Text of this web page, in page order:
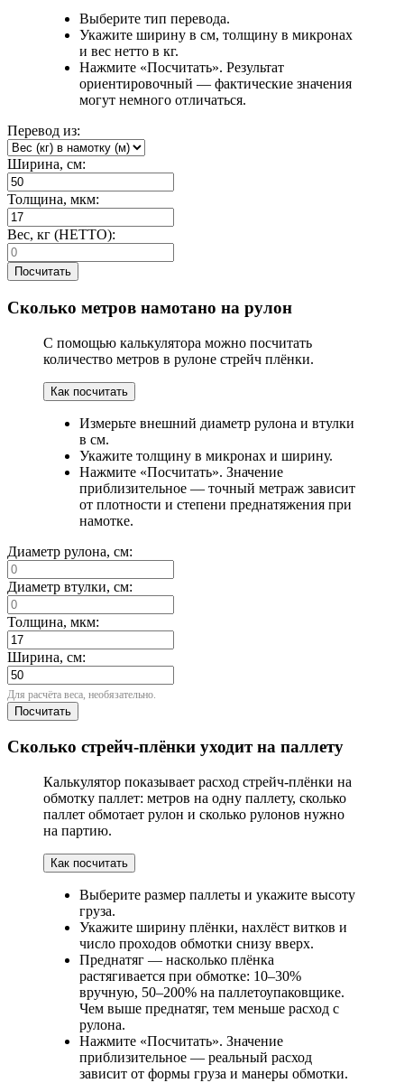
Выберите тип перевода.
Укажите ширину в см, толщину в микронах
и вес нетто в кг.
Нажмите «Посчитать». Результат
ориентировочный — фактические значения
могут немного отличаться.
Перевод из:
Ширина, см:
Толщина, мкм:
Вес, кг (НЕТТО):
Посчитать
Сколько метров намотано на рулон
С помощью калькулятора можно посчитать
количество метров в рулоне стрейч плёнки.
Как посчитать
Измерьте внешний диаметр рулона и втулки
в см.
Укажите толщину в микронах и ширину.
Нажмите «Посчитать». Значение
приблизительное — точный метраж зависит
от плотности и степени преднатяжения при
намотке.
Диаметр рулона, см:
Диаметр втулки, см:
Толщина, мкм:
Ширина, см:
Для расчёта веса, необязательно.
Посчитать
Сколько стрейч-плёнки уходит на паллету
Калькулятор показывает расход стрейч-плёнки на
обмотку паллет: метров на одну паллету, сколько
паллет обмотает рулон и сколько рулонов нужно
на партию.
Как посчитать
Выберите размер паллеты и укажите высоту
груза.
Укажите ширину плёнки, нахлёст витков и
число проходов обмотки снизу вверх.
Преднатяг — насколько плёнка
растягивается при обмотке: 10–30%
вручную, 50–200% на паллетоупаковщике.
Чем выше преднатяг, тем меньше расход с
рулона.
Нажмите «Посчитать». Значение
приблизительное — реальный расход
зависит от формы груза и манеры обмотки.